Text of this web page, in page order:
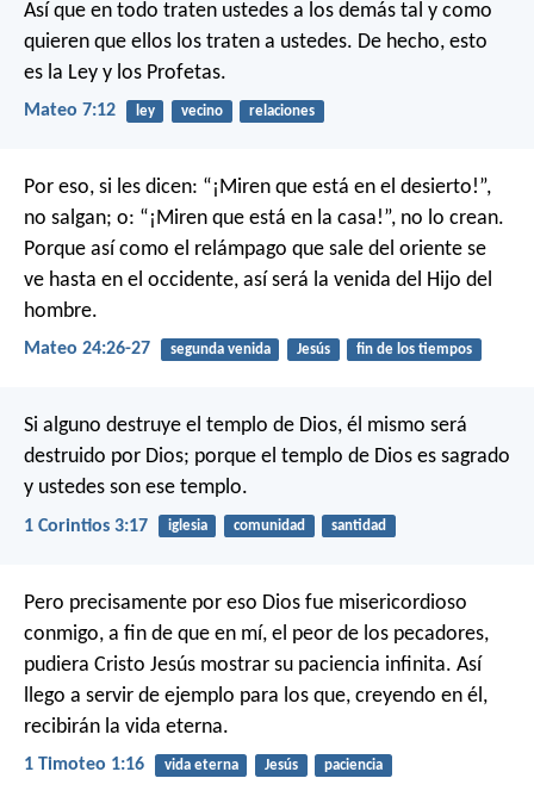
Así que en todo traten ustedes a los demás tal y como
quieren que ellos los traten a ustedes. De hecho, esto
es la Ley y los Profetas.
Mateo 7:12 ley vecino relaciones
Por eso, si les dicen: “¡Miren que está en el desierto!”,
no salgan; o: “¡Miren que está en la casa!”, no lo crean.
Porque así como el relámpago que sale del oriente se
ve hasta en el occidente, así será la venida del Hijo del
hombre.
Mateo 24:26-27 segunda venida Jesús fin de los tiempos
Si alguno destruye el templo de Dios, él mismo será
destruido por Dios; porque el templo de Dios es sagrado
y ustedes son ese templo.
1 Corintios 3:17 iglesia comunidad santidad
Pero precisamente por eso Dios fue misericordioso
conmigo, a fin de que en mí, el peor de los pecadores,
pudiera Cristo Jesús mostrar su paciencia infinita. Así
llego a servir de ejemplo para los que, creyendo en él,
recibirán la vida eterna.
1 Timoteo 1:16 vida eterna Jesús paciencia